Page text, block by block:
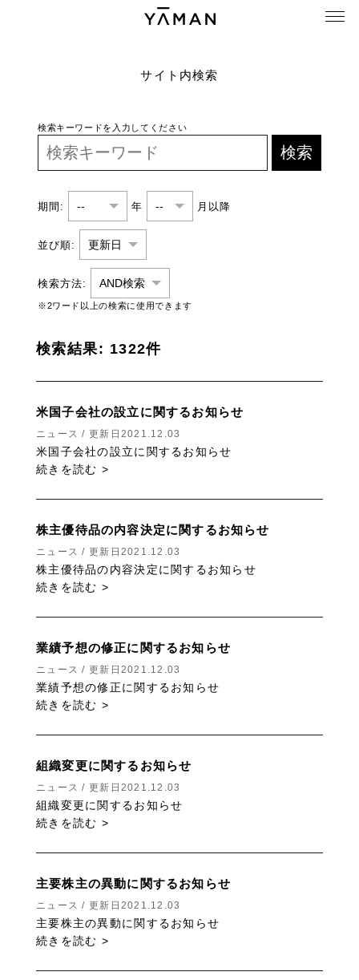
サイト内検索
検索キーワードを入力してください
検索
期間: 年 月以降
並び順:
検索方法:
※2ワード以上の検索に使用できます
検索結果: 1322件
米国子会社の設立に関するお知らせ
ニュース / 更新日2021.12.03
米国子会社の設立に関するお知らせ
続きを読む >
株主優待品の内容決定に関するお知らせ
ニュース / 更新日2021.12.03
株主優待品の内容決定に関するお知らせ
続きを読む >
業績予想の修正に関するお知らせ
ニュース / 更新日2021.12.03
業績予想の修正に関するお知らせ
続きを読む >
組織変更に関するお知らせ
ニュース / 更新日2021.12.03
組織変更に関するお知らせ
続きを読む >
主要株主の異動に関するお知らせ
ニュース / 更新日2021.12.03
主要株主の異動に関するお知らせ
続きを読む >